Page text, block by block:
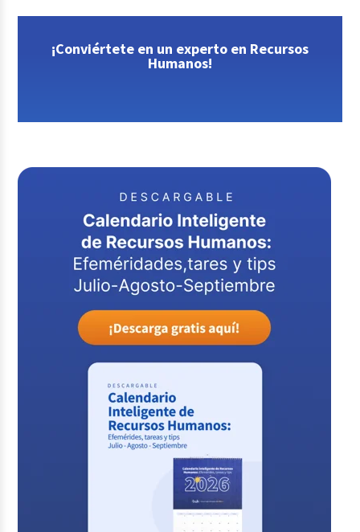
¡Conviértete en un experto en Recursos
Humanos!